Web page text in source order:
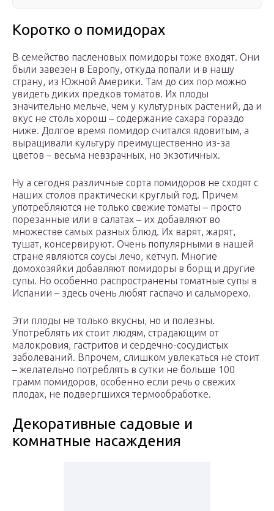
Коротко о помидорах
В семейство пасленовых помидоры тоже входят. Они
были завезен в Европу, откуда попали и в нашу
страну, из Южной Америки. Там до сих пор можно
увидеть диких предков томатов. Их плоды
значительно мельче, чем у культурных растений, да и
вкус не столь хорош – содержание сахара гораздо
ниже. Долгое время помидор считался ядовитым, а
выращивали культуру преимущественно из-за
цветов – весьма невзрачных, но экзотичных.
Ну а сегодня различные сорта помидоров не сходят с
наших столов практически круглый год. Причем
употребляются не только свежие томаты – просто
порезанные или в салатах – их добавляют во
множестве самых разных блюд. Их варят, жарят,
тушат, консервируют. Очень популярными в нашей
стране являются соусы лечо, кетчуп. Многие
домохозяйки добавляют помидоры в борщ и другие
супы. Но особенно распространены томатные супы в
Испании – здесь очень любят гаспачо и сальморехо.
Эти плоды не только вкусны, но и полезны.
Употреблять их стоит людям, страдающим от
малокровия, гастритов и сердечно-сосудистых
заболеваний. Впрочем, слишком увлекаться не стоит
– желательно потреблять в сутки не больше 100
грамм помидоров, особенно если речь о свежих
плодах, не подвергшихся термообработке.
Декоративные садовые и
комнатные насаждения